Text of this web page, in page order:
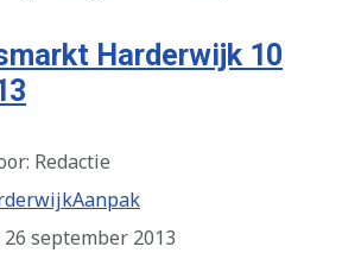
Harderwijk 10
Redactie
september 2013